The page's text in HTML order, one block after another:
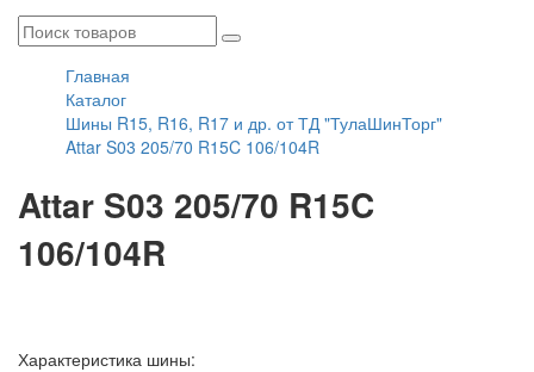
Главная
Каталог
Шины R15, R16, R17 и др. от ТД "ТулаШинТорг"
Attar S03 205/70 R15C 106/104R
Attar S03 205/70 R15C
106/104R
Характеристика шины: